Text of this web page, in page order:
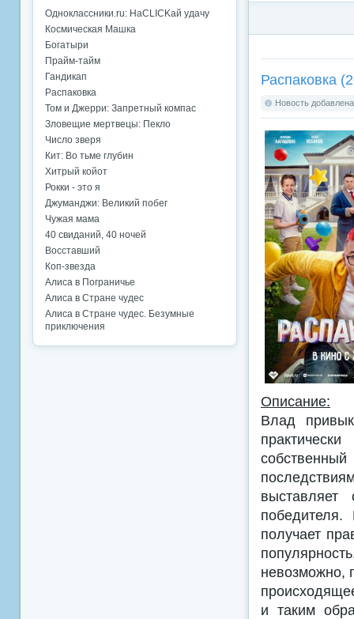
Распаковка
Новость
Описание:
Влад
получает
невозможно,
и таким
Одноклассники.ru: НаCLICKай удачу
Космическая Машка
Богатыри
Прайм-тайм
Гандикап
Распаковка
Том и Джерри: Запретный компас
Зловещие мертвецы: Пекло
Число зверя
Кит: Во тьме глубин
Хитрый койот
Рокки - это я
Джуманджи: Великий побег
Чужая мама
40 свиданий, 40 ночей
Восставший
Коп-звезда
Алиса в Пограничье
Алиса в Стране чудес
Алиса в Стране чудес. Безумные
приключения